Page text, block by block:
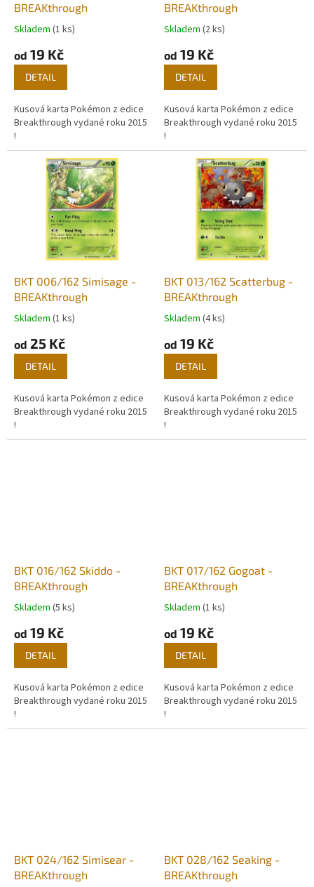
BREAKthrough
Skladem (1 ks)
od 19 Kč
DETAIL
Kusová karta Pokémon z edice
Breakthrough vydané roku 2015
!
BREAKthrough
Skladem (2 ks)
od 19 Kč
DETAIL
Kusová karta Pokémon z edice
Breakthrough vydané roku 2015
!
BKT 006/162 Simisage -
BREAKthrough
Skladem (1 ks)
od 25 Kč
DETAIL
Kusová karta Pokémon z edice
Breakthrough vydané roku 2015
!
BKT 013/162 Scatterbug -
BREAKthrough
Skladem (4 ks)
od 19 Kč
DETAIL
Kusová karta Pokémon z edice
Breakthrough vydané roku 2015
!
BKT 016/162 Skiddo -
BREAKthrough
Skladem (5 ks)
od 19 Kč
DETAIL
Kusová karta Pokémon z edice
Breakthrough vydané roku 2015
!
BKT 017/162 Gogoat -
BREAKthrough
Skladem (1 ks)
od 19 Kč
DETAIL
Kusová karta Pokémon z edice
Breakthrough vydané roku 2015
!
BKT 024/162 Simisear -
BREAKthrough
BKT 028/162 Seaking -
BREAKthrough